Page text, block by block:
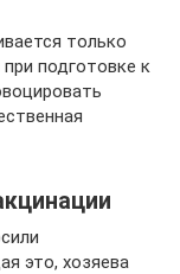
только
подготовке к
это, хозяева